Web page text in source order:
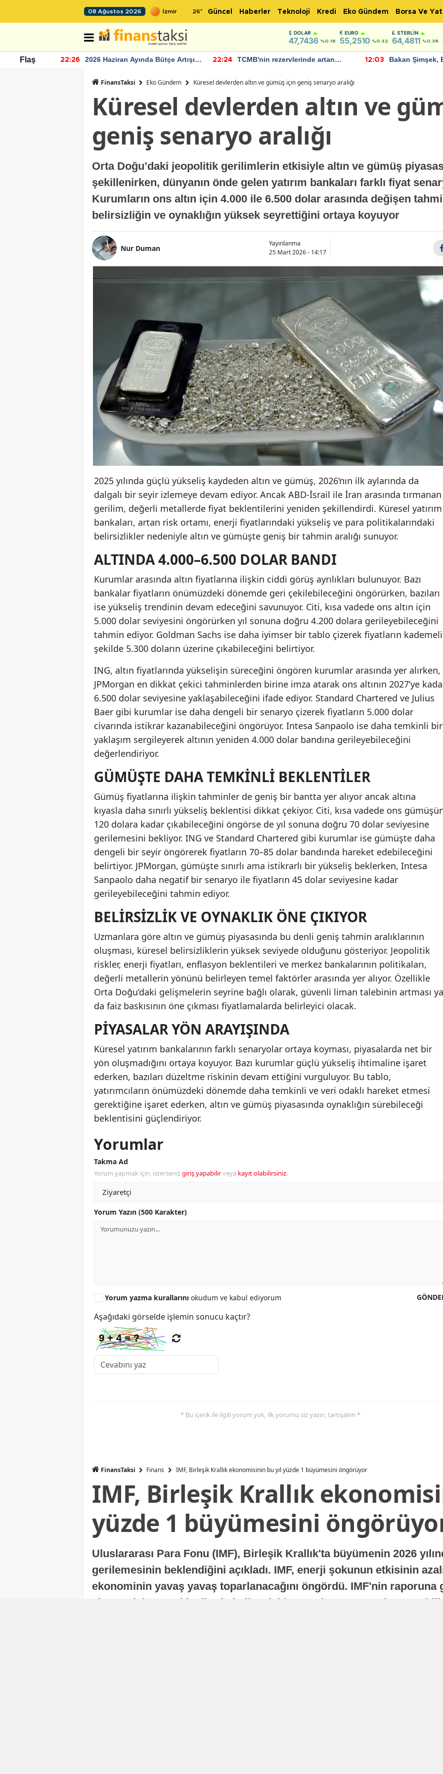
08 Ağustos 2026 26° Güncel Haberler Teknoloji Kredi Eko Gündem Borsa Ve
DOLAR
47,7436 %0.18
EURO
55,2510 %0.32
STERLIN
64,4811 %0.38
Flaş 22:26
2026 Haziran Ayında Bütçe Artışı
22:24
TCMB'nin rezervlerinde artan
12:03
Bakan Şimşek,
FinansTaksi Eko Gündem Küresel devlerden altın ve gümüş için geniş senaryo aralığı
Küresel devlerden altın ve
geniş senaryo aralığı
Orta Doğu’daki jeopolitik gerilimlerin etkisiyle altın ve gümüş
şekillenirken, dünyanın önde gelen yatırım bankaları farklı fiyat
Kurumların ons altın için 4.000 ile 6.500 dolar arasında değişen
belirsizliğin ve oynaklığın yüksek seyrettiğini ortaya koyuyor
Nur Duman
Yayınlanma
25 Mart 2026 - 14:17
2025 yılında güçlü yükseliş kaydeden altın ve gümüş, 2026’nın ilk aylarında da
dalgalı bir seyir izlemeye devam ediyor. Ancak ABD-İsrail ile İran arasında tırmanan
gerilim, değerli metallerde fiyat beklentilerini yeniden şekillendirdi. Küresel yatırım
bankaları, artan risk ortamı, enerji fiyatlarındaki yükseliş ve para politikalarındaki
belirsizlikler nedeniyle altın ve gümüşte geniş bir tahmin aralığı sunuyor.
ALTINDA 4.000–6.500 DOLAR BANDI
Kurumlar arasında altın fiyatlarına ilişkin ciddi görüş ayrılıkları bulunuyor. Bazı
bankalar fiyatların önümüzdeki dönemde geri çekilebileceğini öngörürken, bazıları
ise yükseliş trendinin devam edeceğini savunuyor. Citi, kısa vadede ons altın için
5.000 dolar seviyesini öngörürken yıl sonuna doğru 4.200 dolara gerileyebileceğini
tahmin ediyor. Goldman Sachs ise daha iyimser bir tablo çizerek fiyatların kademeli
şekilde 5.300 doların üzerine çıkabileceğini belirtiyor.
ING, altın fiyatlarında yükselişin süreceğini öngören kurumlar arasında yer alırken,
JPMorgan en dikkat çekici tahminlerden birine imza atarak ons altının 2027’ye
6.500 dolar seviyesine yaklaşabileceğini ifade ediyor. Standard Chartered ve Julius
Baer gibi kurumlar ise daha dengeli bir senaryo çizerek fiyatların 5.000 dolar
civarında istikrar kazanabileceğini öngörüyor. Intesa Sanpaolo ise daha temkinli bir
yaklaşım sergileyerek altının yeniden 4.000 dolar bandına gerileyebileceğini
değerlendiriyor.
GÜMÜŞTE DAHA TEMKINLI BEKLENTILER
Gümüş fiyatlarına ilişkin tahminler de geniş bir bantta yer alıyor ancak altına
kıyasla daha sınırlı yükseliş beklentisi dikkat çekiyor. Citi, kısa vadede ons
120 dolara kadar çıkabileceğini öngörse de yıl sonuna doğru 70 dolar seviyesine
gerilemesini bekliyor. ING ve Standard Chartered gibi kurumlar ise gümüşte daha
dengeli bir seyir öngörerek fiyatların 70–85 dolar bandında hareket edebileceğini
belirtiyor. JPMorgan, gümüşte sınırlı ama istikrarlı bir yükseliş beklerken, Intesa
Sanpaolo daha negatif bir senaryo ile fiyatların 45 dolar seviyesine kadar
gerileyebileceğini tahmin ediyor.
BELIRSIZLIK VE OYNAKLIK ÖNE ÇIKIYOR
Uzmanlara göre altın ve gümüş piyasasında bu denli geniş tahmin aralıklarının
oluşması, küresel belirsizliklerin yüksek seviyede olduğunu gösteriyor. Jeopolitik
riskler, enerji fiyatları, enflasyon beklentileri ve merkez bankalarının politikaları,
değerli metallerin yönünü belirleyen temel faktörler arasında yer alıyor. Özellikle
Orta Doğu’daki gelişmelerin seyrine bağlı olarak, güvenli liman talebinin artması ya
da faiz baskısının öne çıkması fiyatlamalarda belirleyici olacak.
PIYASALAR YÖN ARAYIŞINDA
Küresel yatırım bankalarının farklı senaryolar ortaya koyması, piyasalarda net bir
yön oluşmadığını ortaya koyuyor. Bazı kurumlar güçlü yükseliş ihtimaline işaret
ederken, bazıları düzeltme riskinin devam ettiğini vurguluyor. Bu tablo,
yatırımcıların önümüzdeki dönemde daha temkinli ve veri odaklı hareket etmesi
gerektiğine işaret ederken, altın ve gümüş piyasasında oynaklığın sürebileceği
beklentisini güçlendiriyor.
Yorumlar
Takma Ad
Yorum yapmak için, istersenizgiriş yapabilirveya kayıt olabilirsiniz.
Yorum Yazın (500 Karakter)
Yorum yazma kurallarını okudum ve kabul ediyorum
Aşağıdaki görselde işlemin sonucu kaçtır?
* Bu içerik ile ilgili yorum yok, ilk yorumu siz yazın, tartışalım *
FinansTaksi Finans IMF, Birleşik Krallık ekonomisinin bu yıl yüzde 1 büyümesini öngörüyor
IMF, Birleşik Krallık
yüzde 1 büyümesini
Uluslararası Para Fonu (IMF), Birleşik Krallık'ta büyümenin 2026
gerilemesinin beklendiğini açıkladı. IMF, enerji şokunun etkisinin
ekonominin yavaş yavaş toparlanacağını öngördü. IMF'nin raporuna
ekonomisi, sonraki yıllarda istikrarlı bir toparlanma süreci